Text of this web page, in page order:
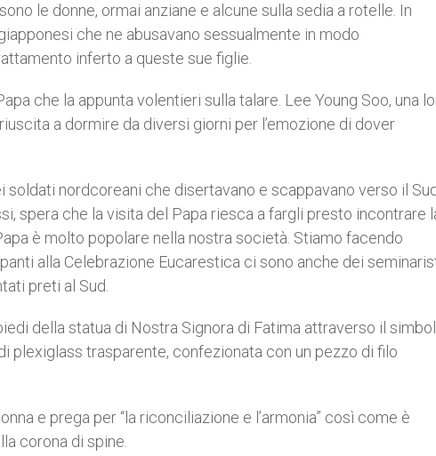
le donne, ormai anziane e alcune sulla sedia a rotelle. In
che ne abusavano sessualmente in modo
inferto a queste sue figlie.
che la appunta volentieri sulla talare. Lee Young Soo, una
a dormire da diversi giorni per l’emozione di dover
nordcoreani che disertavano e scappavano verso il Sud
spera che la visita del Papa riesca a fargli presto incontrare
è molto popolare nella nostra società. Stiamo facendo
alla Celebrazione Eucarestica ci sono anche dei
preti al Sud.
della statua di Nostra Signora di Fatima attraverso il
plexiglass trasparente, confezionata con un pezzo di filo
e prega per “la riconciliazione e l’armonia” così come è
corona di spine.